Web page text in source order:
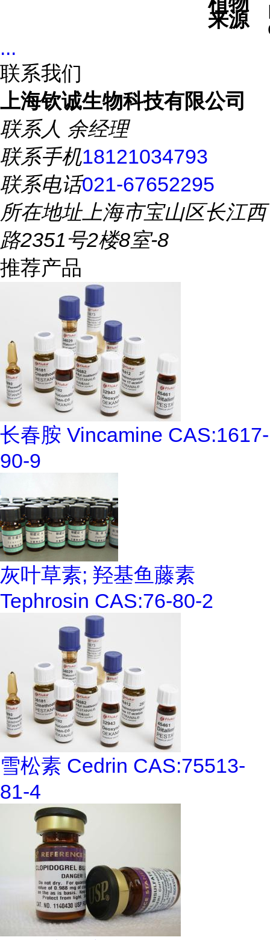
来源
...
联系我们
上海钦诚生物科技有限公司
联系人 余经理
联系手机18121034793
联系电话021-67652295
所在地址上海市宝山区长江西
路2351号2楼8室-8
推荐产品
长春胺 Vincamine CAS:1617-
90-9
灰叶草素; 羟基鱼藤素
Tephrosin CAS:76-80-2
雪松素 Cedrin CAS:75513-
81-4